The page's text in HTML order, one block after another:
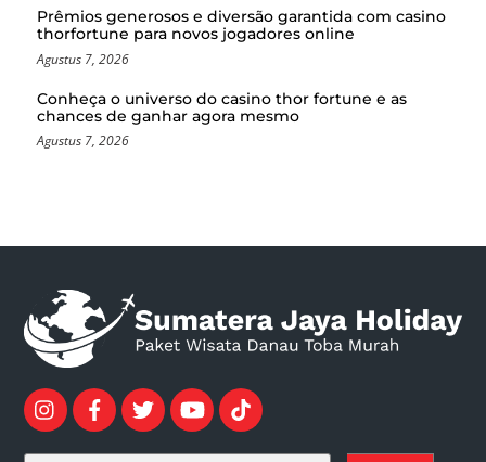
Prêmios generosos e diversão garantida com casino
thorfortune para novos jogadores online
Agustus 7, 2026
Conheça o universo do casino thor fortune e as
chances de ganhar agora mesmo
Agustus 7, 2026